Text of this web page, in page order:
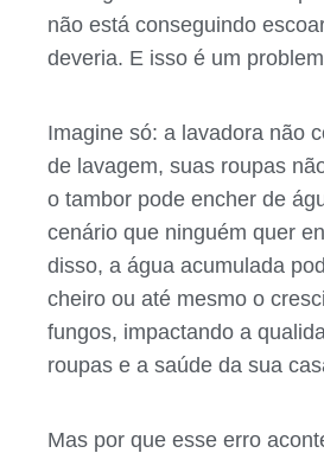
não está conseguindo
deveria. E isso é um
Imagine só: a lavadora não
de lavagem, suas roupas
o tambor pode encher de
cenário que ninguém quer
disso, a água acumulada
cheiro ou até mesmo o
fungos, impactando a
roupas e a saúde da sua
Mas por que esse erro